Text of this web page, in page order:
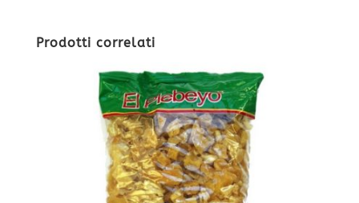
Prodotti correlati